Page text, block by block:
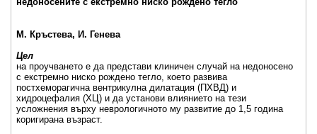
М. Кръстева, И. Генева
Цел
на проучването е да представи клиничен случай на недоносено
с екстремно ниско рождено тегло, което развива
постхеморагична вентрикулна дилатация (ПХВД) и
хидроцефалия (ХЦ) и да установи влиянието на тези
усложнения върху неврологичното му развитие до 1,5 година
коригирана възраст.